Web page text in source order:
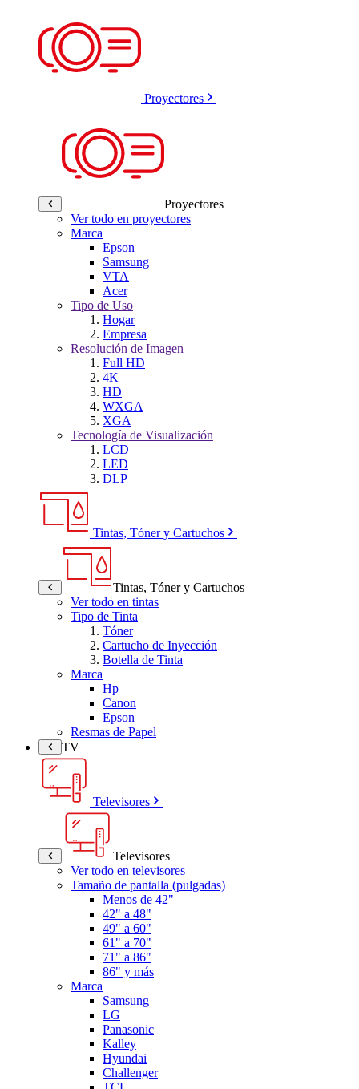
Proyectores
Proyectores
Ver todo en proyectores
Marca
Epson
Samsung
VTA
Acer
Tipo de Uso
Hogar
Empresa
Resolución de Imagen
Full HD
4K
HD
WXGA
XGA
Tecnología de Visualización
LCD
LED
DLP
Tintas, Tóner y Cartuchos
Tintas, Tóner y Cartuchos
Ver todo en tintas
Tipo de Tinta
Tóner
Cartucho de Inyección
Botella de Tinta
Marca
Hp
Canon
Epson
Resmas de Papel
TV
Televisores
Televisores
Ver todo en televisores
Tamaño de pantalla (pulgadas)
Menos de 42"
42" a 48"
49" a 60"
61" a 70"
71" a 86"
86" y más
Marca
Samsung
LG
Panasonic
Kalley
Hyundai
Challenger